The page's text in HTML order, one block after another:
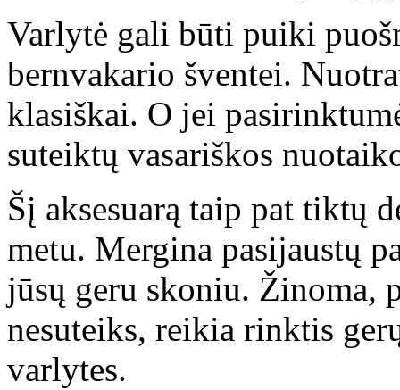
Varlytė gali būti puiki
bernvakario šventei.
klasiškai. O jei
suteiktų vasariškos
Šį aksesuarą taip pat tiktų
metu. Mergina pasijaustų
jūsų geru skoniu. Žinoma,
nesuteiks, reikia rinktis
varlytes.